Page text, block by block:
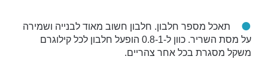
תאכל מספר חלבון. חלבון חשוב מאוד לבנייה ושמירה
על מסת השריר. כוון ל-0.8-1 הופעל חלבון לכל קילוגרם
משקל מסגרת בכל אחר צהריים.